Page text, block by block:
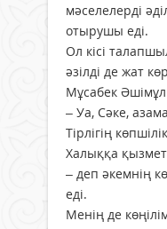
мәселелерді
отырушы еді.
Ол кісі
әзілді де жат
Мұсабек
– Уа, Сәке,
Тірлігің
Халыққа қызмет
– деп әкемнің
еді.
Менің де